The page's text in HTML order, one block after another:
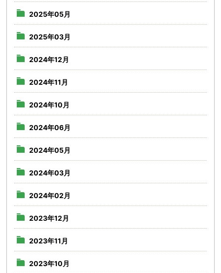
2025年05月
2025年03月
2024年12月
2024年11月
2024年10月
2024年06月
2024年05月
2024年03月
2024年02月
2023年12月
2023年11月
2023年10月